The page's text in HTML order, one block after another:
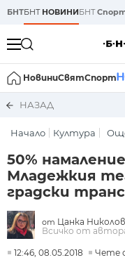
БНТБНТ НОВИНИБНТ
НовиниСвятСпорт
НАЗАД
Начало Култура
50%
Младежкия
градски
от Цанка
Всичко от
12:46, 08.05.2018 Чете